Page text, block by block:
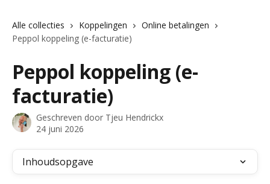
Alle collecties Koppelingen
Online betalingen
Peppol koppeling (e-facturatie)
Peppol koppeling (e-
facturatie)
Geschreven door Tjeu Hendrickx
24 juni 2026
Inhoudsopgave